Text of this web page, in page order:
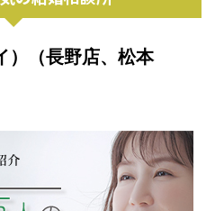
）（長野店、松本